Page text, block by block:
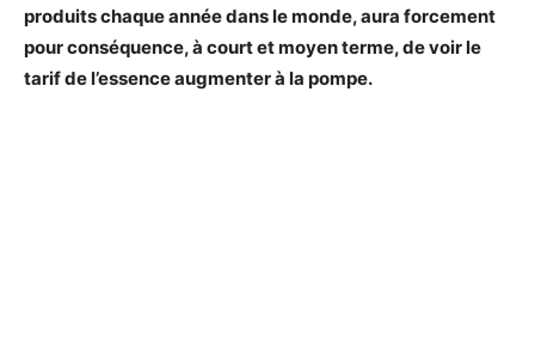
produits chaque année dans le monde, aura forcement
pour conséquence, à court et moyen terme, de voir le
tarif de l’essence augmenter à la pompe.